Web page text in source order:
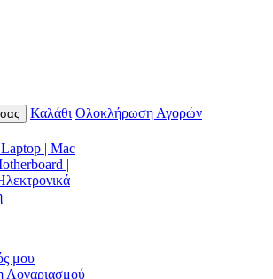
σας Καλάθι Ολοκλήρωση Αγορών
μου
Λογαριασμού